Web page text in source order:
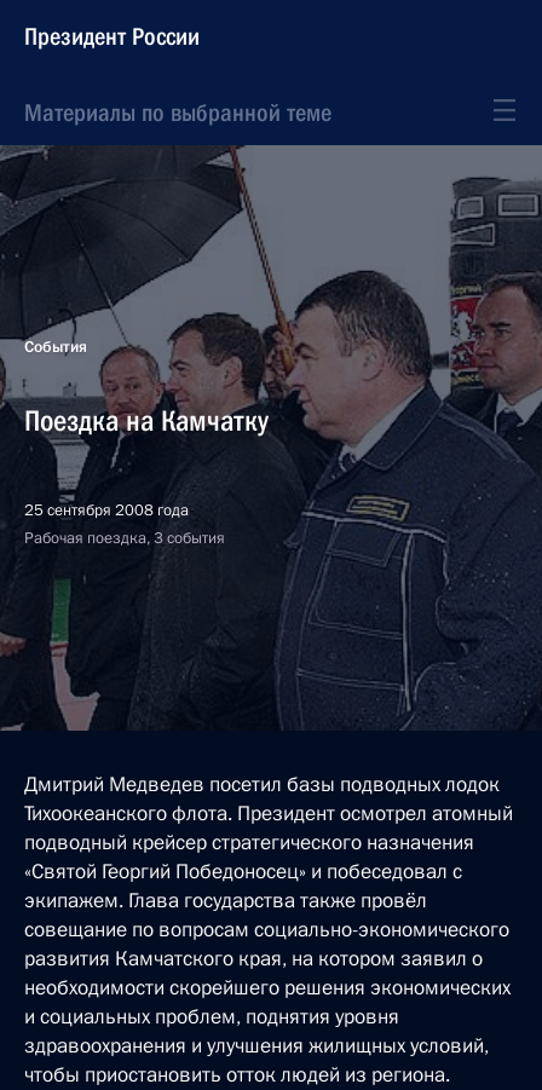
Президент России
Материалы по выбранной теме
События
Поездка на Камчатку
25 сентября 2008 года
Рабочая поездка, 3 события
Дмитрий Медведев посетил базы подводных лодок
Тихоокеанского флота. Президент осмотрел атомный
подводный крейсер стратегического назначения
«Святой Георгий Победоносец» и побеседовал с
экипажем. Глава государства также провёл
совещание по вопросам социально-экономического
развития Камчатского края, на котором заявил о
необходимости скорейшего решения экономических
и социальных проблем, поднятия уровня
здравоохранения и улучшения жилищных условий,
чтобы приостановить отток людей из региона.